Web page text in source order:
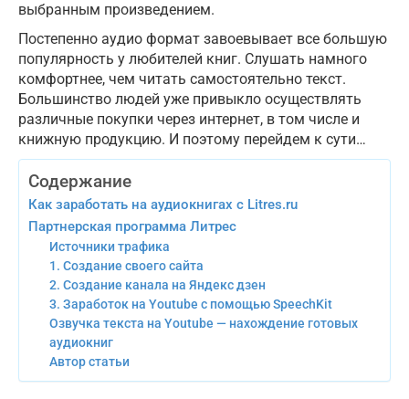
выбранным произведением.
Постепенно аудио формат завоевывает все большую
популярность у любителей книг. Слушать намного
комфортнее, чем читать самостоятельно текст.
Большинство людей уже привыкло осуществлять
различные покупки через интернет, в том числе и
книжную продукцию. И поэтому перейдем к сути…
Содержание
Как заработать на аудиокнигах с Litres.ru
Партнерская программа Литрес
Источники трафика
1. Создание своего сайта
2. Создание канала на Яндекс дзен
3. Заработок на Youtube с помощью SpeechKit
Озвучка текста на Youtube — нахождение готовых
аудиокниг
Автор статьи